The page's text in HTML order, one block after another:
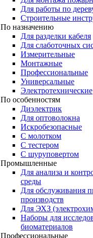
Для работы по
Строительные
По назначению
Для разделки кабеля
Для слаботочных
Измерительные
Монтажные
Профессиональные
Универсальные
Электротехнические
По особенностям
Диэлектрик
Для оптоволокна
Искробезопасные
С молотком
С тестером
С шуруповертом
Промышленные
Для анализа и
среды
Для обслуживания
производств
Для ЭХЗ
Наборы для
биоматериалов
Профессиональные